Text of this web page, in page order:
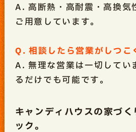
A. 高断熱・高耐震・高換気
ご用意しています。
Q. 相談したら営業がしつこ
A. 無理な営業は一切してい
るだけでも可能です。
キャンディハウスの家づ
ック。